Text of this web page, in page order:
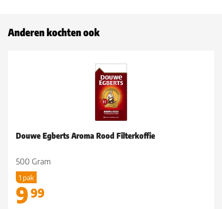
Anderen kochten ook
Douwe Egberts Aroma Rood Filterkoffie
500 Gram
1 pak
9 99